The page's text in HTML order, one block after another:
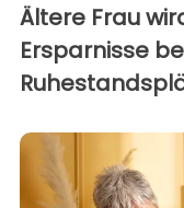
Ältere Frau
Ersparnisse